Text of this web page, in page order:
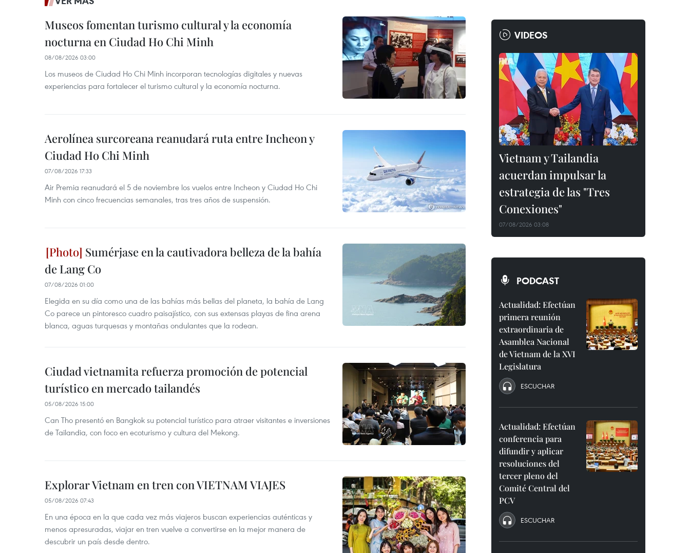
Museos fomentan turismo cultural y la economía
nocturna en Ciudad Ho Chi Minh
08/08/2026 03:00
Los museos de Ciudad Ho Chi Minh incorporan tecnologías digitales y nuevas
experiencias para fortalecer el turismo cultural y la economía nocturna.
Aerolínea surcoreana reanudará ruta entre Incheon y
Ciudad Ho Chi Minh
07/08/2026 17:33
Air Premia reanudará el 5 de noviembre los vuelos entre Incheon y Ciudad Ho Chi
Minh con cinco frecuencias semanales, tras tres años de suspensión.
Sumérjase en la cautivadora belleza de la bahía
de Lang Co
07/08/2026 01:00
Elegida en su día como una de las bahías más bellas del planeta, la bahía de Lang
Co parece un pintoresco cuadro paisajístico, con sus extensas playas de fina arena
blanca, aguas turquesas y montañas ondulantes que la rodean.
Ciudad vietnamita refuerza promoción de potencial
turístico en mercado tailandés
05/08/2026 15:00
Can Tho presentó en Bangkok su potencial turístico para atraer visitantes e inversiones
de Tailandia, con foco en ecoturismo y cultura del Mekong.
Explorar Vietnam en tren con VIETNAM VIAJES
05/08/2026 07:43
En una época en la que cada vez más viajeros buscan experiencias auténticas y
menos apresuradas, viajar en tren vuelve a convertirse en la mejor manera de
descubrir un país desde dentro.
VIDEOS
Vietnam y Tailandia
acuerdan impulsar la
estrategia de las "Tres
Conexiones"
07/08/2026 03:08
PODCAST
Actualidad: Efectúan
primera reunión
extraordinaria de
Asamblea Nacional
de Vietnam de la XVI
Legislatura
ESCUCHAR
Actualidad: Efectúan
conferencia para
difundir y aplicar
resoluciones del
tercer pleno del
Comité Central del
PCV
ESCUCHAR